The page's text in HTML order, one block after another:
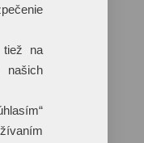
tiež na
našich